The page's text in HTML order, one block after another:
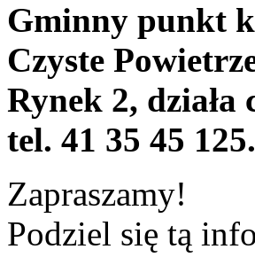
Gminny punkt
Czyste
Rynek 2, działa
tel. 41 35 45 125.
Zapraszamy!
Podziel się tą